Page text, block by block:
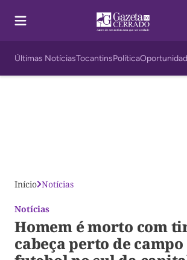
Últimas NotíciasTocantinsPolítica
Início Notícias
Notícias
Homem é morto com
cabeça perto de campo